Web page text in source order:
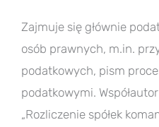
Zajmuje się głównie
osób prawnych, m.in.
podatkowych, pism
podatkowymi.
„Rozliczenie spółek